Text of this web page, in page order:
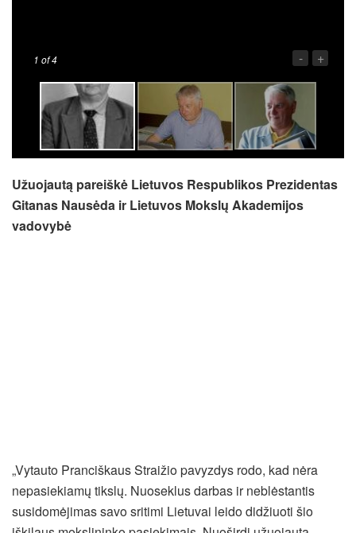
1 of 4 - +
Užuojautą pareiškė Lietuvos Respublikos Prezidentas
Gitanas Nausėda ir Lietuvos Mokslų Akademijos
vadovybė
„Vytauto Pranciškaus Straižio pavyzdys rodo, kad nėra
nepasiekiamų tikslų. Nuoseklus darbas ir neblėstantis
susidomėjimas savo sritimi Lietuvai leido didžiuoti šio